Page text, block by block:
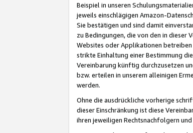
Beispiel in unseren
jeweils einschlägigen Amazon-
Sie bestätigen und sind damit
zu Bedingungen, die von den in
Websites oder Applikationen betreiben
strikte Einhaltung einer Bestimmung
Vereinbarung künftig durchzusetzen
bzw. erteilen in unserem alleinigen
werden.
Ohne die ausdrückliche vorherige
dieser Einschränkung ist diese
ihren jeweiligen Rechtsnachfolgern